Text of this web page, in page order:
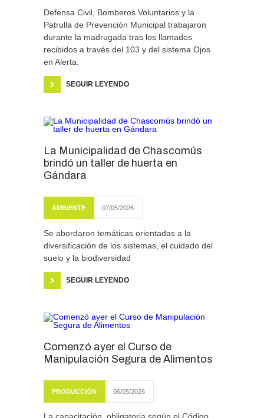
Defensa Civil, Bomberos Voluntarios y la
Patrulla de Prevención Municipal trabajaron
durante la madrugada tras los llamados
recibidos a través del 103 y del sistema Ojos
en Alerta.
SEGUIR LEYENDO
La Municipalidad de Chascomús
brindó un taller de huerta en
Gándara
AMBIENTE 07/05/2026
Se abordaron temáticas orientadas a la
diversificación de los sistemas, el cuidado del
suelo y la biodiversidad
SEGUIR LEYENDO
Comenzó ayer el Curso de
Manipulación Segura de Alimentos
PRODUCCIÓN 06/05/2026